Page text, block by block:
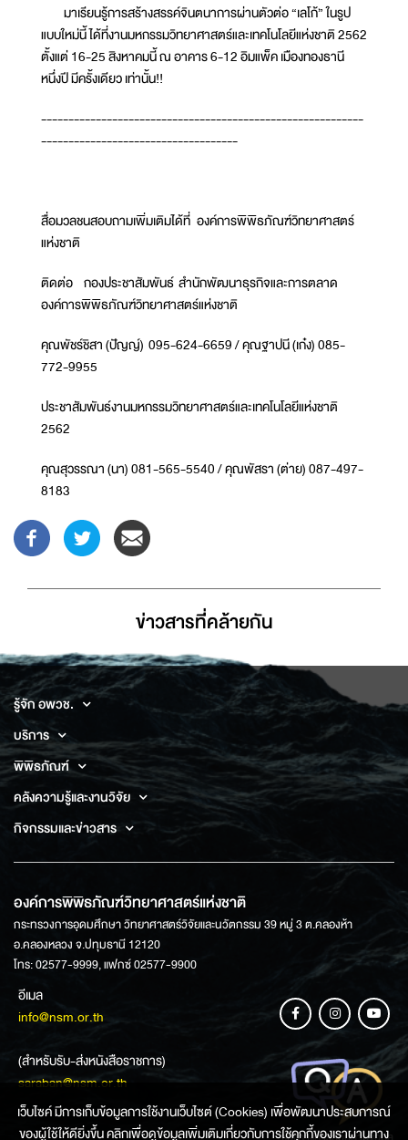
มาเรียนรู้การสร้างสรรค์จินตนาการผ่านตัวต่อ “เลโก้” ในรูป
แบบใหม่นี้ ได้ที่งานมหกรรมวิทยาศาสตร์และเทคโนโลยีแห่งชาติ 2562
ตั้งแต่ 16-25 สิงหาคมนี้ ณ อาคาร 6-12 อิมแพ็ค เมืองทองธานี
หนึ่งปี มีครั้งเดียว เท่านั้น!!
-----------------------------------------------------------
------------------------------------
สื่อมวลชนสอบถามเพิ่มเติมได้ที่ องค์การพิพิธภัณฑ์วิทยาศาสตร์
แห่งชาติ
ติดต่อ กองประชาสัมพันธ์ สำนักพัฒนาธุรกิจและการตลาด
องค์การพิพิธภัณฑ์วิทยาศาสตร์แห่งชาติ
คุณพัชร์ชิสา (ปัญญ์) 095-624-6659 / คุณฐาปนี (เก๋ง) 085-
772-9955
ประชาสัมพันธ์งานมหกรรมวิทยาศาสตร์และเทคโนโลยีแห่งชาติ
2562
คุณสุวรรณา (นา) 081-565-5540 / คุณพัสรา (ต่าย) 087-497-
8183
ข่าวสารที่่คล้ายกัน
รู้จัก อพวช.
บริการ
พิพิธภัณฑ์
คลังความรู้และงานวิจัย
กิจกรรมและข่าวสาร
องค์การพิพิธภัณฑ์วิทยาศาสตร์แห่งชาติ
กระทรวงการอุดมศึกษา วิทยาศาสตร์วิจัยและนวัตกรรม 39 หมู่ 3 ต.คลองห้า
อ.คลองหลวง จ.ปทุมธานี 12120
โทร: 02577-9999, แฟกซ์ 02577-9900
อีเมล
info@nsm.or.th
(สำหรับรับ-ส่งหนังสือราชการ)
saraban@nsm.or.th
เว็บไซค์ มีการเก็บข้อมูลการใช้งานเว็บไซต์ (Cookies) เพื่อพัฒนาประสบการณ์
ของผู้ใช้ให้ดียิ่งขึ้น คลิกเพื่อดูข้อมูลเพิ่มเติมเกี่ยวกับการใช้คุกกี้ของเราผ่านทาง